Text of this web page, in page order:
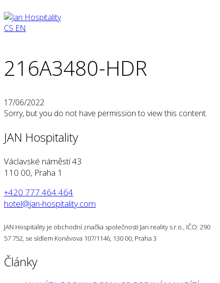
CS EN
216A3480-HDR
17/06/2022
Sorry, but you do not have permission to view this content.
JAN Hospitality
Václavské náměstí 43
110 00, Praha 1
+420 777 464 464
hotel@jan-hospitality.com
JAN Hospitality je obchodní značka společnosti Jan reality s.r.o., IČO: 290
57 752, se sídlem Koněvova 107/1146, 130 00, Praha 3
Články